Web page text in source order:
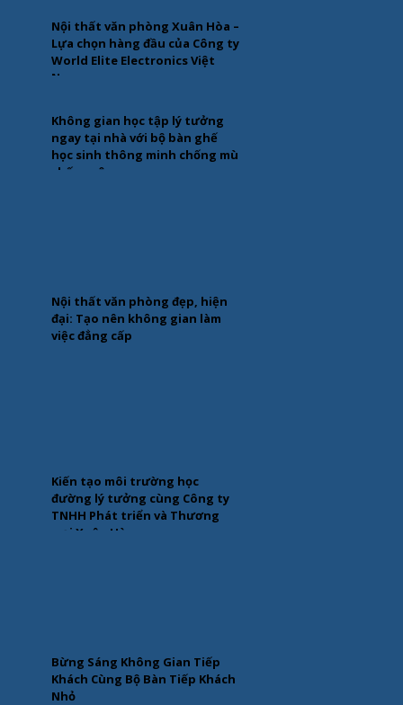
Nội thất văn phòng Xuân Hòa –
Lựa chọn hàng đầu của Công ty
World Elite Electronics Việt
Nam
Không gian học tập lý tưởng
ngay tại nhà với bộ bàn ghế
học sinh thông minh chống mù
chống cận
Nội thất văn phòng đẹp, hiện
đại: Tạo nên không gian làm
việc đẳng cấp
Kiến tạo môi trường học
đường lý tưởng cùng Công ty
TNHH Phát triển và Thương
mại Xuân Hòa
Bừng Sáng Không Gian Tiếp
Khách Cùng Bộ Bàn Tiếp Khách
Nhỏ